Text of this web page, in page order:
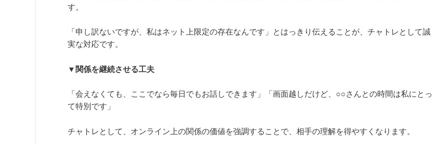
す。
「申し訳ないですが、私はネット上限定の存在なんです」とはっきり伝えることが、チャトレとして誠
実な対応です。
▼関係を継続させる工夫
「会えなくても、ここでなら毎日でもお話しできます」「画面越しだけど、○○さんとの時間は私にとっ
て特別です」
チャトレとして、オンライン上の関係の価値を強調することで、相手の理解を得やすくなります。